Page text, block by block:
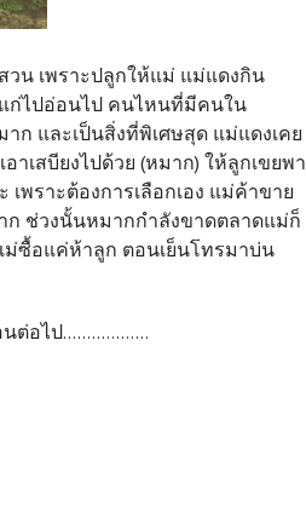
น เพราะปลูกให้แม่ แม่แดงกิน
ก่ไปอ่อนไป คนไหนที่มีคนใน
ก และเป็นสิ่งที่พิเศษสุด แม่แดงเคย
เสบียงไปด้วย (หมาก) ให้ลูกเขยพา
พราะต้องการเลือกเอง แม่ค้าขาย
ช่วงนั้นหมากกำลังขาดตลาดแม่ก็
ม่ซื้อแค่ห้าลูก ตอนเย็นโทรมาบ่น